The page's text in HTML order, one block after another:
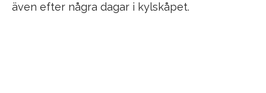
även efter några dagar i kylskåpet.